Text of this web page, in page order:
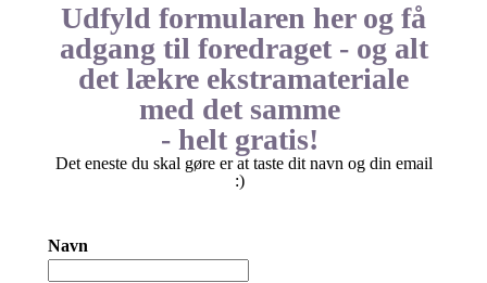
Udfyld formularen her og få
adgang tilforedraget - og alt
det lækre ekstramateriale
med det samme
- helt gratis!
Det eneste du skal gøre er at taste dit navn og din email
:)
Navn